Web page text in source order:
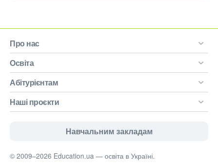
Про нас
Освіта
Абітурієнтам
Наші проєкти
Навчальним закладам
© 2009–2026 Education.ua — освіта в Україні.